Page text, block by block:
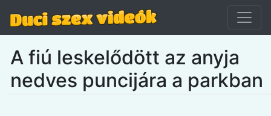
A fiú leskelődött az anyja
nedves puncijára a parkban